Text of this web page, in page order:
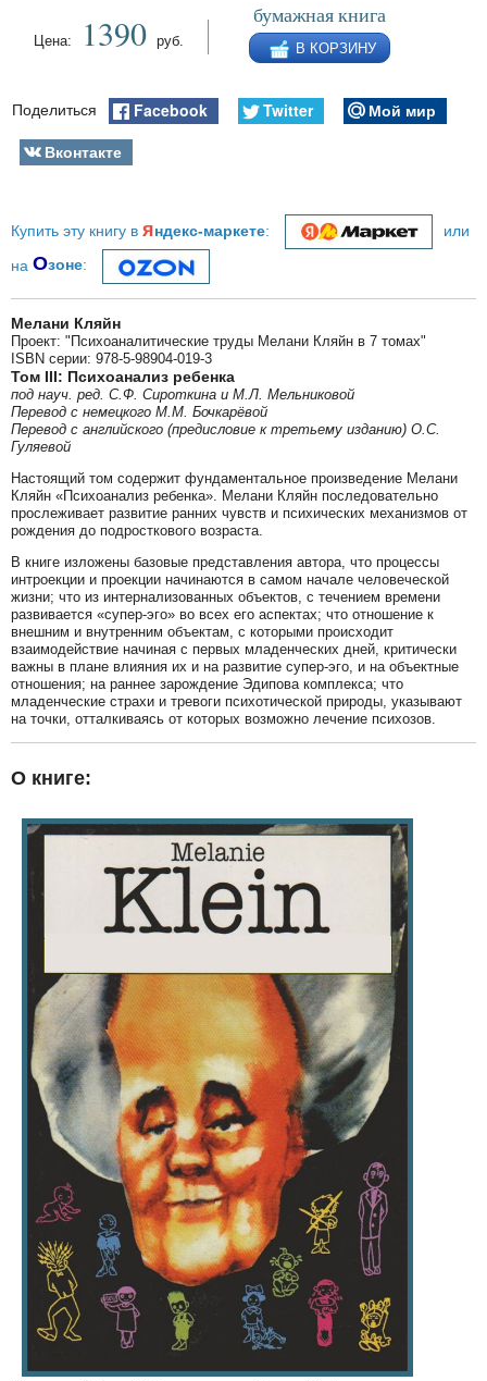
Цена: 1390 руб.
бумажная книга
В КОРЗИНУ
Поделиться Facebook Twitter
Мой мир
Вконтакте
Купить эту книгу в яндекс-маркете: или
на Озоне:
Мелани Кляйн
Проект: "Психоаналитические труды Мелани Кляйн в 7 томах"
ISBN серии: 978-5-98904-019-3
Том III: Психоанализ ребенка
под науч. ред. С.Ф. Сироткина и М.Л. Мельниковой
Перевод с немецкого М.М. Бочкарёвой
Перевод с английского (предисловие к третьему изданию) О.С.
Гуляевой
Настоящий том содержит фундаментальное произведение Мелани
Кляйн «Психоанализ ребенка». Мелани Кляйн последовательно
прослеживает развитие ранних чувств и психических механизмов от
рождения до подросткового возраста.
В книге изложены базовые представления автора, что процессы
интроекции и проекции начинаются в самом начале человеческой
жизни; что из интернализованных объектов, с течением времени
развивается «супер-эго» во всех его аспектах; что отношение к
внешним и внутренним объектам, с которыми происходит
взаимодействие начиная с первых младенческих дней, критически
важны в плане влияния их и на развитие супер-эго, и на объектные
отношения; на раннее зарождение Эдипова комплекса; что
младенческие страхи и тревоги психотической природы, указывают
на точки, отталкиваясь от которых возможно лечение психозов.
О книге: